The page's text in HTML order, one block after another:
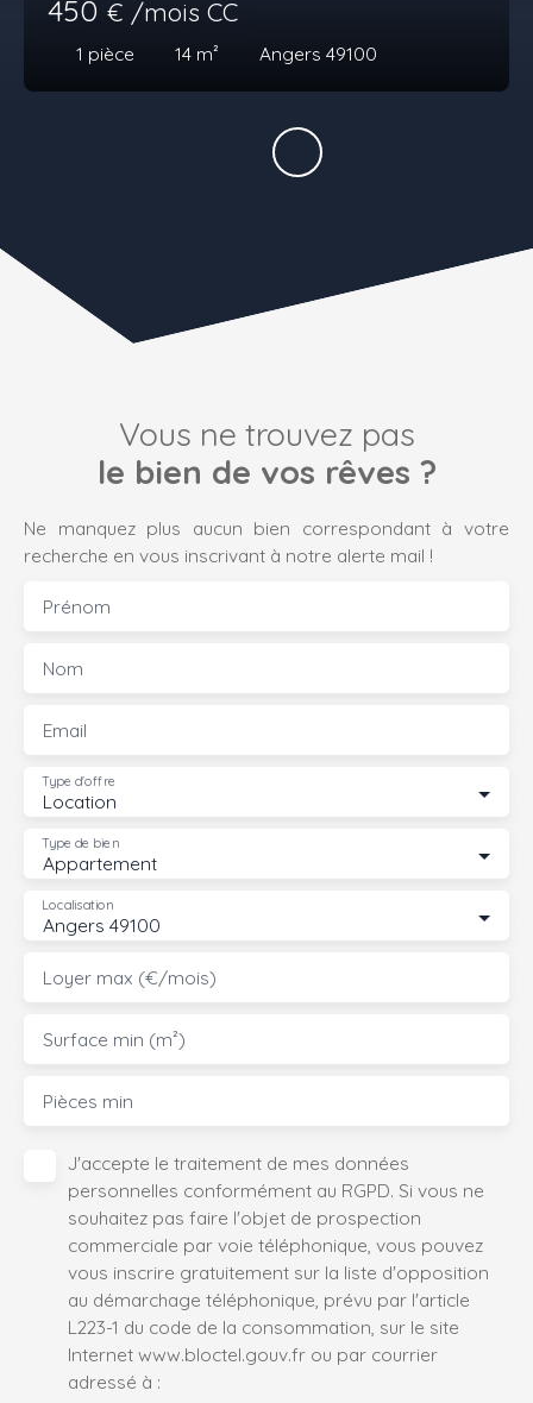
450 € /mois CC
1 pièce 14 m² Angers 49100
Vous ne trouvez pas
le bien de vos rêves ?
Ne manquez plus aucun bien correspondant à votre
recherche en vous inscrivant à notre alerte mail !
Prénom
Nom
Email
Location
Type d'offre
Appartement
Type de bien
Angers 49100
Localisation
Loyer max (€/mois)
Surface min (m²)
Pièces min
J'accepte le traitement de mes données
personnelles conformément au RGPD. Si vous ne
souhaitez pas faire l'objet de prospection
commerciale par voie téléphonique, vous pouvez
vous inscrire gratuitement sur la liste d'opposition
au démarchage téléphonique, prévu par l'article
L223-1 du code de la consommation, sur le site
Internet www.bloctel.gouv.fr ou par courrier
adressé à :